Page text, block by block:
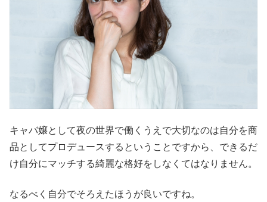
キャバ嬢として夜の世界で働くうえで大切なのは自分を商
品としてプロデュースするということですから、できるだ
け自分にマッチする綺麗な格好をしなくてはなりません。
なるべく自分でそろえたほうが良いですね。